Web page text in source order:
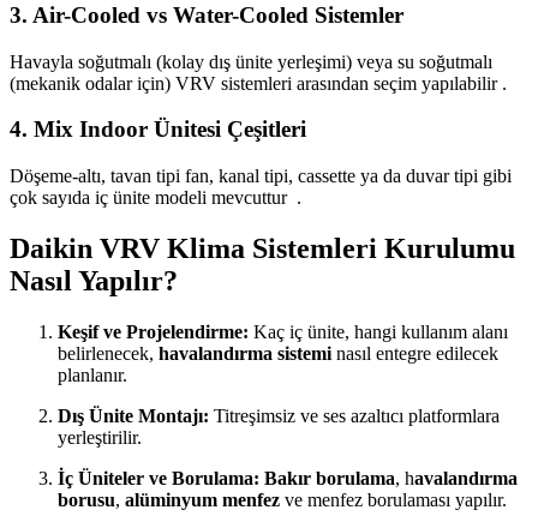
3. Air-Cooled vs Water-Cooled Sistemler
Havayla soğutmalı (kolay dış ünite yerleşimi) veya su soğutmalı
(mekanik odalar için) VRV sistemleri arasından seçim yapılabilir .
4. Mix Indoor Ünitesi Çeşitleri
Döşeme-altı, tavan tipi fan, kanal tipi, cassette ya da duvar tipi gibi
çok sayıda iç ünite modeli mevcuttur .
Daikin VRV Klima Sistemleri Kurulumu
Nasıl Yapılır?
Keşif ve Projelendirme: Kaç iç ünite, hangi kullanım alanı
belirlenecek, havalandırma sistemi nasıl entegre edilecek
planlanır.
Dış Ünite Montajı: Titreşimsiz ve ses azaltıcı platformlara
yerleştirilir.
İç Üniteler ve Borulama: Bakır borulama, havalandırma
borusu, alüminyum menfez ve menfez borulaması yapılır.